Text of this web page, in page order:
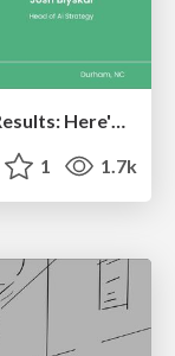
We Analyzed 250 Million AI Search Results: Here's What I Found
1 1.7k